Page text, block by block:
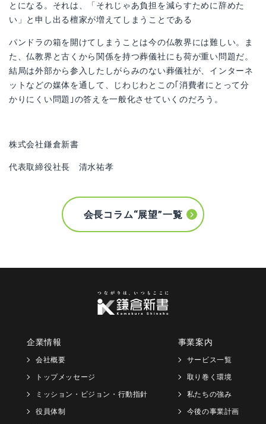
とになる。それは、「それじゃあ負担を減らすために辞めた
い」と申し出る檀家が増えてしまうことである
パンドラの箱を開けてしまうことは今の仏教界には難しい。ま
た、仏教界と古くから関係を持つ葬儀社にも荷が重い問題だ。
結局は外部から参入したしがらみのない葬儀社が、インターネ
ットなどの媒体を通して、じわじわとこの｢消費者にとって分
かりにくい問題｣の答えを一般化させていくのだろう。
株式会社鎌倉新書
代表取締役社長 清水祐孝
会長コラム“展望”一覧
企業情報
会社概要
トップメッセージ
ミッション・ビジョン・行動指針
役員体制
事業案内
サービス一覧
取り巻く環境
私たちの強み
今後の事業計画